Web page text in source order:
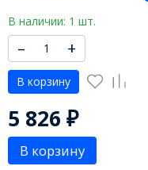
В наличии: 1 шт.
– +
В корзину
5 826 ₽
В корзину